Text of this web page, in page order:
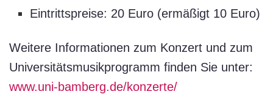
Eintrittspreise: 20 Euro (ermäßigt 10 Euro)
Weitere Informationen zum Konzert und zum
Universitätsmusikprogramm finden Sie unter:
www.uni-bamberg.de/konzerte/